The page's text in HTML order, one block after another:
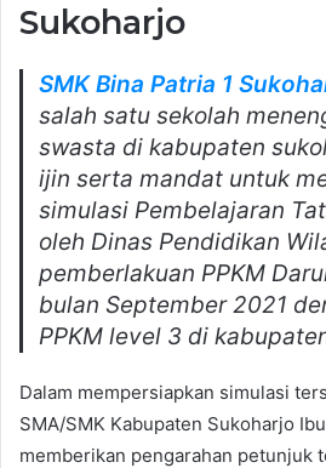
Sukoharjo
SMK Bina Patria 1
salah satu sekolah
swasta di kabupaten
ijin serta mandat untuk
simulasi Pembelajaran
oleh Dinas Pendidikan
pemberlakuan PPKM
bulan September 2021
PPKM level 3 di
Dalam mempersiapkan simulasi
SMA/SMK Kabupaten Sukoharjo
memberikan pengarahan petunjuk